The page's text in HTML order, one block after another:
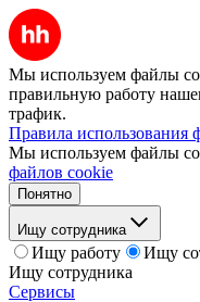
Мы используем файлы
правильную работу
трафик.
Правила использования
Мы используем файлы
файлов cookie
Понятно
Ищу сотрудника
Ищу работу
Ищу
Ищу сотрудника
Сервисы